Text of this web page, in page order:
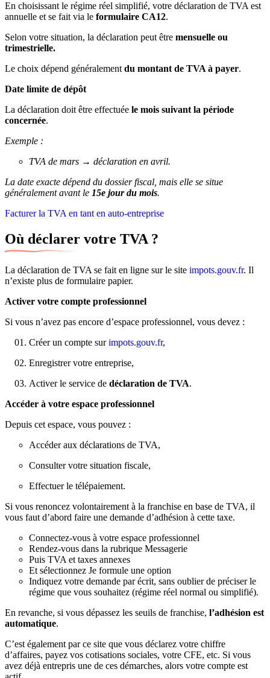
En choisissant le régime réel simplifié, votre déclaration de TVA est
annuelle et se fait via le formulaire CA12.
Selon votre situation, la déclaration peut être mensuelle ou
trimestrielle.
Le choix dépend généralement du montant de TVA à payer.
Date limite de dépôt
La déclaration doit être effectuée le mois suivant la période
concernée.
Exemple :
TVA de mars → déclaration en avril.
La date exacte dépend du dossier fiscal, mais elle se situe
généralement avant le 15e jour du mois.
Facturer la TVA en tant en auto-entreprise
Où déclarer votre TVA ?
La déclaration de TVA se fait en ligne sur le site impots.gouv.fr. Il
n’existe plus de formulaire papier.
Activer votre compte professionnel
Si vous n’avez pas encore d’espace professionnel, vous devez :
Créer un compte surimpots.gouv.fr,
Enregistrer votre entreprise,
Activer le service de déclaration de TVA.
Accéder à votre espace professionnel
Depuis cet espace, vous pouvez :
Accéder aux déclarations de TVA,
Consulter votre situation fiscale,
Effectuer le télépaiement.
Si vous renoncez volontairement à la franchise en base de TVA, il
vous faut d’abord faire une demande d’adhésion à cette taxe.
Connectez-vous à votre espace professionnel
Rendez-vous dans la rubrique Messagerie
Puis TVA et taxes annexes
Et sélectionnez Je formule une option
Indiquez votre demande par écrit, sans oublier de préciser le
régime que vous souhaitez (régime réel normal ou simplifié).
En revanche, si vous dépassez les seuils de franchise, l’adhésion est
automatique.
C’est également par ce site que vous déclarez votre chiffre
d’affaires, payez vos cotisations sociales, votre CFE, etc. Si vous
avez déjà entrepris une de ces démarches, alors votre compte est